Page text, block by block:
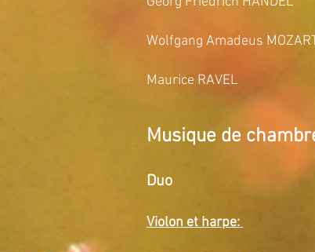
Wolfgang Amadeus
Maurice RAVEL
Musique de
Duo
Violon et harpe: